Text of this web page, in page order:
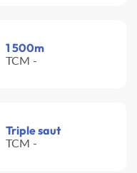
1 500m
TCM -
Triple saut
TCM -